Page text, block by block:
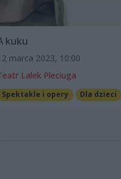
kuku
marca 2023, 10:00
Lalek Pleciuga
Spektakle i opery Dla dzieci